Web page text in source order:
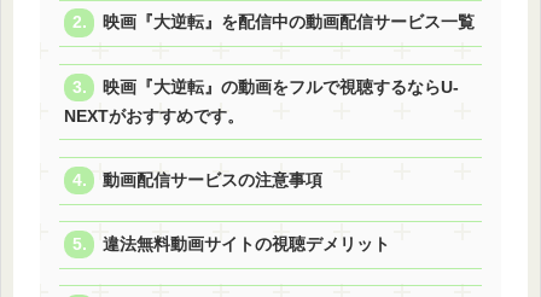
映画『大逆転』を配信中の動画配信サービス一覧
映画『大逆転』の動画をフルで視聴するならU-
NEXTがおすすめです。
動画配信サービスの注意事項
違法無料動画サイトの視聴デメリット